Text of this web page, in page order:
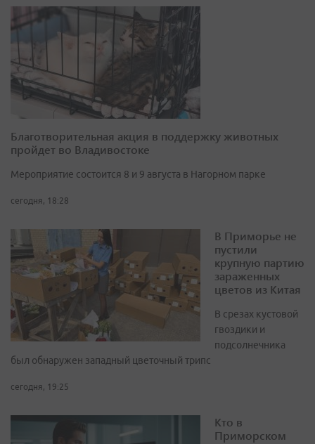
Благотворительная акция в поддержку животных
пройдет во Владивостоке
Мероприятие состоится 8 и 9 августа в Нагорном парке
сегодня, 18:28
В Приморье не
пустили
крупную партию
зараженных
цветов из Китая
В срезах кустовой
гвоздики и
подсолнечника
был обнаружен западный цветочный трипс
сегодня, 19:25
Кто в
Приморском